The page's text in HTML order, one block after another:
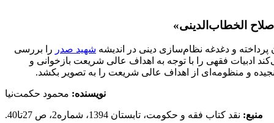
الخطاب‌الدینی»
و دغدغه نظام‌سازی دینی در اندیشه شهید صدر را بررسی
ادبیات فقهی را با توجه به اهداف عالی شریعت بازخوانی و
و منظومه‌ای از اهداف عالی شریعت را به تصویر بکشد.
نویسنده: محمود حکمت‌نیا
منبع: نقد کتاب فقه و حکومت، تابستان 1394، شماره2، ص 27تا40.